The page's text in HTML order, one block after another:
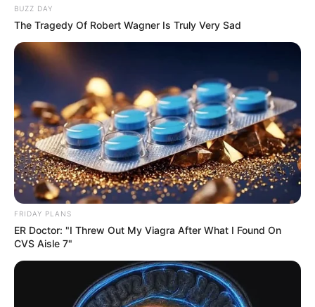
BUZZ DAY
The Tragedy Of Robert Wagner Is Truly Very Sad
FRIDAY PLANS
ER Doctor: "I Threw Out My Viagra After What I Found On
CVS Aisle 7"